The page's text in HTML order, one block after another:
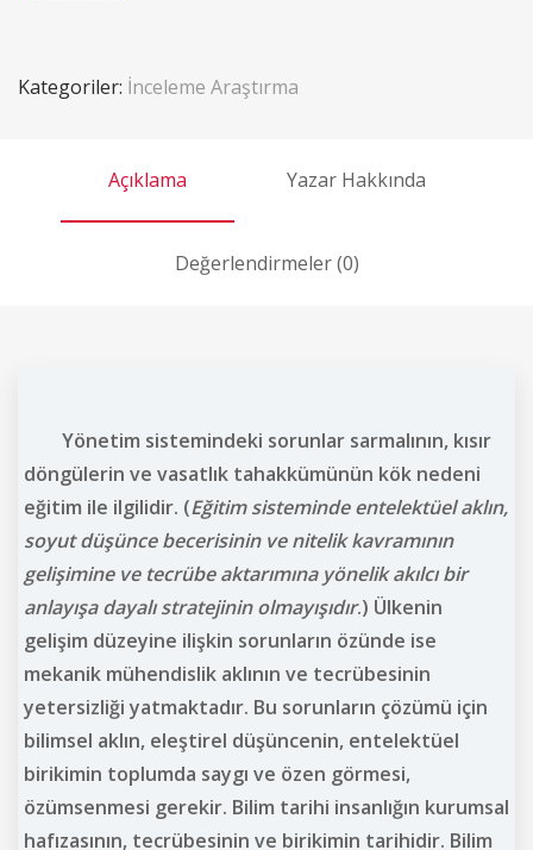
Kategoriler: İnceleme Araştırma
Açıklama Yazar Hakkında
Değerlendirmeler (0)
Yönetim sistemindeki sorunlar sarmalının, kısır
döngülerin ve vasatlık tahakkümünün kök nedeni
eğitim ile ilgilidir. (Eğitim sisteminde entelektüel aklın,
soyut düşünce becerisinin ve nitelik kavramının
gelişimine ve tecrübe aktarımına yönelik akılcı bir
anlayışa dayalı stratejinin olmayışıdır.) Ülkenin
gelişim düzeyine ilişkin sorunların özünde ise
mekanik mühendislik aklının ve tecrübesinin
yetersizliği yatmaktadır. Bu sorunların çözümü için
bilimsel aklın, eleştirel düşüncenin, entelektüel
birikimin toplumda saygı ve özen görmesi,
özümsenmesi gerekir. Bilim tarihi insanlığın kurumsal
hafızasının, tecrübesinin ve birikimin tarihidir. Bilim